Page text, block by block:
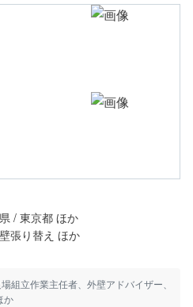
/ 東京都 ほか
張り替え ほか
組立作業主任者、外壁アドバイザー、
か